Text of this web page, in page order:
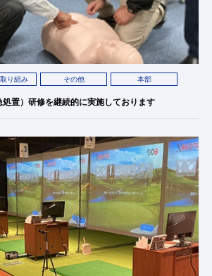
り組み その他 本部
置）研修を継続的に実施しております